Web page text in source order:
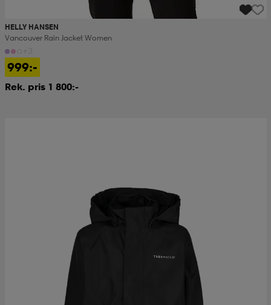
HELLY HANSEN
Vancouver Rain Jacket Women
999:-
Rek. pris 1 800:-